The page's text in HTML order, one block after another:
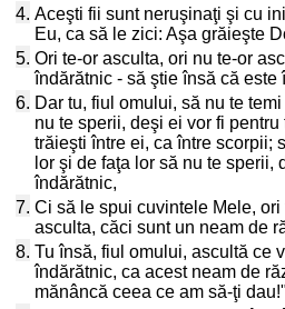
4. Aceşti fii sunt neruşinaţi şi cu
Eu, ca să le zici: Aşa grăieşte
5. Ori te-or asculta, ori nu te-or
îndărătnic - să ştie însă că este
6. Dar tu, fiul omului, să nu te
nu te sperii, deşi ei vor fi
trăieşti între ei, ca între scorpii;
lor şi de faţa lor să nu te sperii,
îndărătnic,
7. Ci să le spui cuvintele Mele,
asculta, căci sunt un neam de
8. Tu însă, fiul omului, ascultă ce
îndărătnic, ca acest neam de
mănâncă ceea ce am să-ţi dau!"